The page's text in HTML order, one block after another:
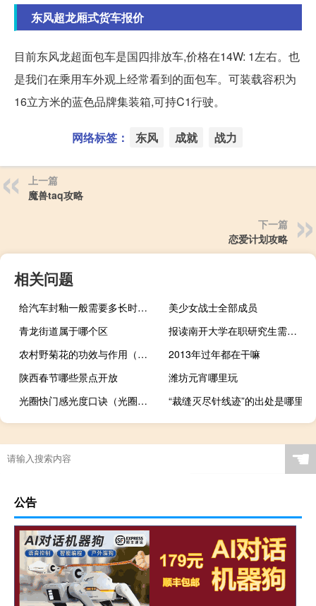
东风超龙厢式货车报价
目前东风龙超面包车是国四排放车,价格在14W: 1左右。也
是我们在乘用车外观上经常看到的面包车。可装载容积为
16立方米的蓝色品牌集装箱,可持C1行驶。
网络标签： 东风 成就 战力
上一篇
魔兽taq攻略
下一篇
恋爱计划攻略
相关问题
给汽车封釉一般需要多长时间（车身封釉能管多长时间?）
美少女战士全部成员
青龙街道属于哪个区
报读南开大学在职研究生需要考试吗
农村野菊花的功效与作用（野菊花的功效与作用）
2013年过年都在干嘛
陕西春节哪些景点开放
潍坊元宵哪里玩
光圈快门感光度口诀（光圈快门感光度口诀是什么）
“裁缝灭尽针线迹”的出处是哪里
☚
公告